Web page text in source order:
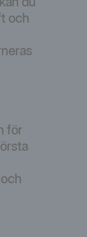
och
för